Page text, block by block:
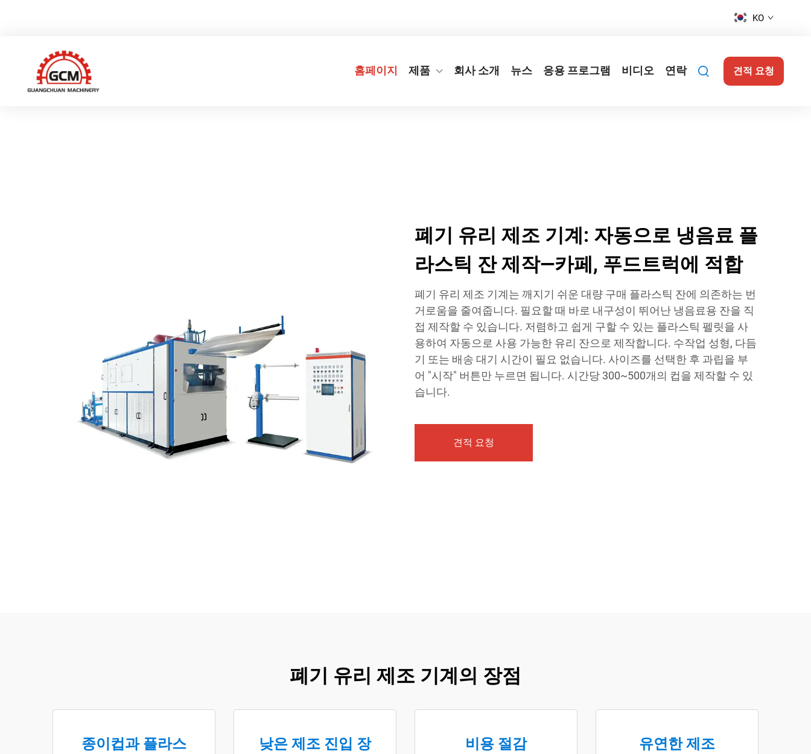
KO
홈페이지 제품 회사 소개 뉴스 응용 프로그램 비디오 연락 견적 요청
폐기 유리 제조 기계: 자동으로 냉음료 플
라스틱 잔 제작—카페, 푸드트럭에 적합
폐기 유리 제조 기계는 깨지기 쉬운 대량 구매 플라스틱 잔에 의존하는 번
거로움을 줄여줍니다. 필요할 때 바로 내구성이 뛰어난 냉음료용 잔을 직
접 제작할 수 있습니다. 저렴하고 쉽게 구할 수 있는 플라스틱 펠릿을 사
용하여 자동으로 사용 가능한 유리 잔으로 제작합니다. 수작업 성형, 다듬
기 또는 배송 대기 시간이 필요 없습니다. 사이즈를 선택한 후 과립을 부
어 "시작" 버튼만 누르면 됩니다. 시간당 300~500개의 컵을 제작할 수 있
습니다.
견적 요청
폐기 유리 제조 기계의 장점
종이컵과 플라스
낮은 제조 진입 장
비용 절감 유연한 제조